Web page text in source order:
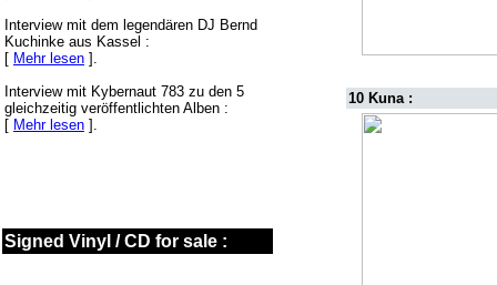
Interview mit dem legendären DJ Bernd
Kuchinke aus Kassel :
[ Mehr lesen ].
Interview mit Kybernaut 783 zu den 5
gleichzeitig veröffentlichten Alben :
[ Mehr lesen ].
Signed Vinyl / CD for sale :
10 Kuna :